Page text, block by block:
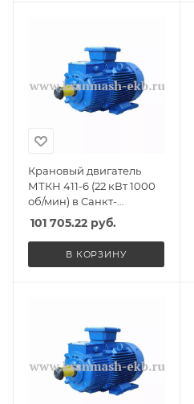
Крановый двигатель
МТКН 411-6 (22 кВт 1000
об/мин) в Санкт-
Петербурге, Спб
101 705.22 руб.
В КОРЗИНУ